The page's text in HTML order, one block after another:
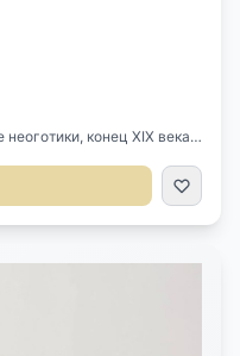
конец XIX века,
виде: